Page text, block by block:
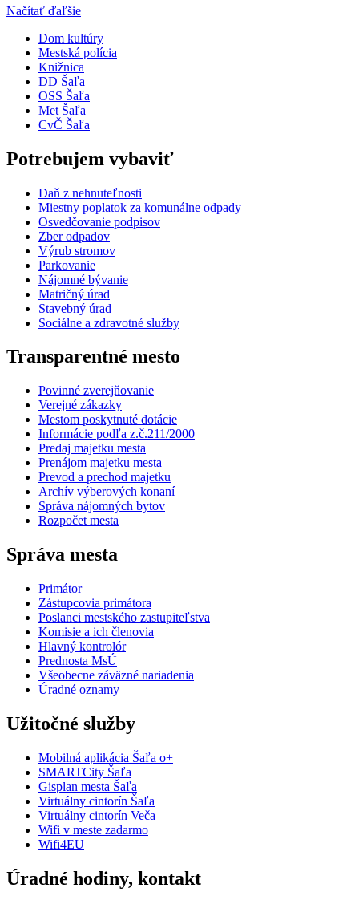
Načítať ďaľšie
Dom kultúry
Mestská polícia
Knižnica
DD Šaľa
OSS Šaľa
Met Šaľa
CvČ Šaľa
Potrebujem vybaviť
Daň z nehnuteľnosti
Miestny poplatok za komunálne odpady
Osvedčovanie podpisov
Zber odpadov
Výrub stromov
Parkovanie
Nájomné bývanie
Matričný úrad
Stavebný úrad
Sociálne a zdravotné služby
Transparentné mesto
Povinné zverejňovanie
Verejné zákazky
Mestom poskytnuté dotácie
Informácie podľa z.č.211/2000
Predaj majetku mesta
Prenájom majetku mesta
Prevod a prechod majetku
Archív výberových konaní
Správa nájomných bytov
Rozpočet mesta
Správa mesta
Primátor
Zástupcovia primátora
Poslanci mestského zastupiteľstva
Komisie a ich členovia
Hlavný kontrolór
Prednosta MsÚ
Všeobecne záväzné nariadenia
Úradné oznamy
Užitočné služby
Mobilná aplikácia Šaľa o+
SMARTCity Šaľa
Gisplan mesta Šaľa
Virtuálny cintorín Šaľa
Virtuálny cintorín Veča
Wifi v meste zadarmo
Wifi4EU
Úradné hodiny, kontakt